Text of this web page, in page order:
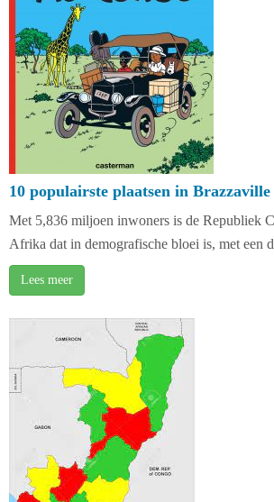
10 populairste plaatsen in Brazzaville
Met 5,836 miljoen inwoners is de Republiek
Afrika dat in demografische bloei is, met een
Lees meer